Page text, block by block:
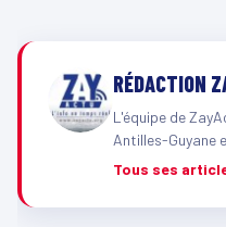
RÉDACTION
L'équipe de
Antilles-Guyane
Tous ses